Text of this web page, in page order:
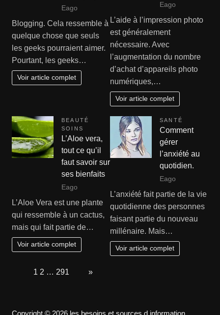
Eago
Blogging. Cela ressemble à
quelque chose que seuls
les geeks pourraient aimer.
Pourtant, les geeks…
Voir article complet
Eago
L’aide à l’impression photo
est généralement
nécessaire. Avec
l’augmentation du nombre
d’achat d’appareils photo
numériques,…
Voir article complet
BEAUTÉ
SOINS
L’Aloe vera,
tout ce qu’il
faut savoir sur
ses bienfaits
Eago
L’Aloe Vera est une plante
qui ressemble à un cactus,
mais qui fait partie de…
Voir article complet
SANTÉ
Comment
gérer
l’anxiété au
quotidien.
Eago
L’anxiété fait partie de la vie
quotidienne des personnes
faisant partie du nouveau
millénaire. Mais…
Voir article complet
1 2 … 291 »